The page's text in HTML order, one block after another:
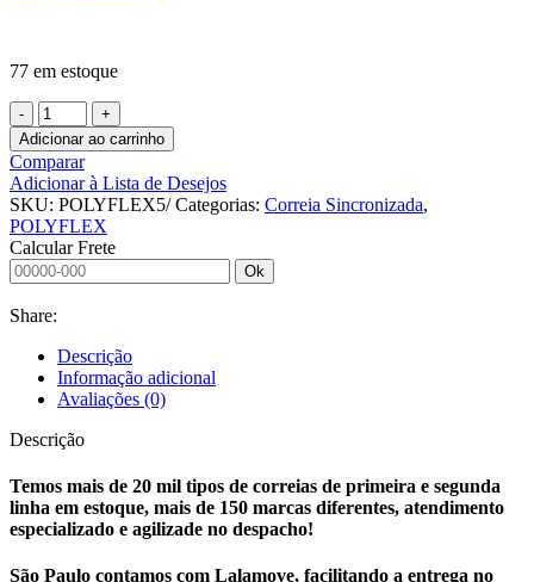
77 em estoque
Adicionar ao carrinho
Comparar
Adicionar à Lista de Desejos
SKU: POLYFLEX5/Categorias: Correia Sincronizada,
POLYFLEX
Calcular Frete
Ok
Share:
Descrição
Informação adicional
Avaliações (0)
Descrição
Temos mais de 20 mil tipos de correias de primeira e segunda
linha em estoque, mais de 150 marcas diferentes, atendimento
especializado e agilizade no despacho!
São Paulo contamos com Lalamove, facilitando a entrega no